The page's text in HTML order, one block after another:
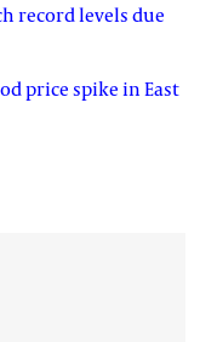
record levels due
price spike in East